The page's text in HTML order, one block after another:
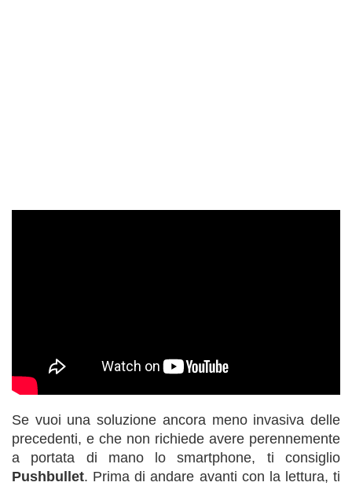
Se vuoi una soluzione ancora meno invasiva delle
precedenti, e che non richiede avere perennemente
a portata di mano lo smartphone, ti consiglio
Pushbullet. Prima di andare avanti con la lettura, ti